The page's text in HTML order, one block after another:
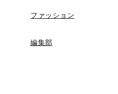
ファッション
編集部